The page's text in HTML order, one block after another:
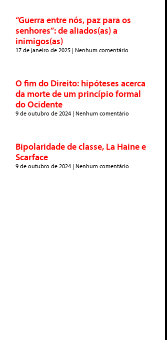
“Guerra entre nós, paz para os
senhores”: de aliados(as) a
inimigos(as)
17 de janeiro de 2025 Nenhum comentário
O fim do Direito: hipóteses acerca
da morte de um princípio formal
do Ocidente
9 de outubro de 2024 Nenhum comentário
Bipolaridade de classe, La Haine e
Scarface
9 de outubro de 2024 Nenhum comentário